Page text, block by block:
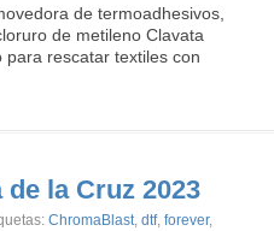
de termoadhesivos,
de metileno Clavata
rescatar textiles con
la Cruz 2023
ChromaBlast, dtf, forever,